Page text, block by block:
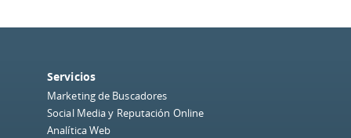
Servicios
Marketing de Buscadores
Social Media y Reputación Online
Analítica Web